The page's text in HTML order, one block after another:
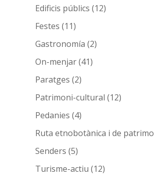
Edificis públics (12)
Festes (11)
Gastronomía (2)
On-menjar(41)
Paratges (2)
Patrimoni-cultural (12)
Pedanies (4)
Ruta etnobotànica i de
Senders (5)
Turisme-actiu (12)